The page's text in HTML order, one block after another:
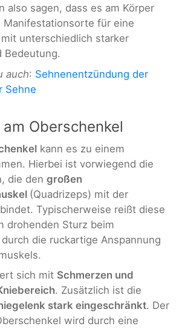
also sagen, dass es am Körper
für eine
unterschiedlich starker
Bedeutung.
auch: Sehnenentzündung der
Sehne
Oberschenkel
kann es zu einem
Hierbei ist vorwiegend die
die den großen
(Quadrizeps) mit der
Typischerweise reißt diese
drohenden Sturz beim
die ruckartige Anspannung
sich mit Schmerzen und
. Zusätzlich ist die
stark eingeschränkt. Der
wird durch eine